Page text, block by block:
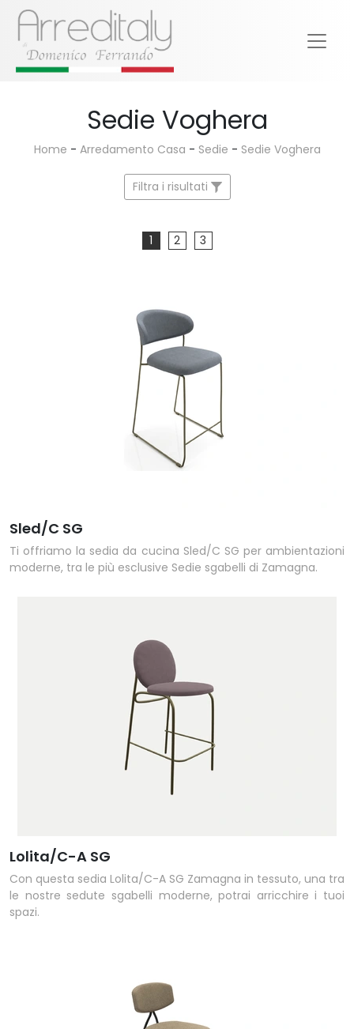
Sedie Voghera
Home - Arredamento Casa - Sedie - Sedie Voghera
Filtra i risultati
1 2 3
Sled/C SG
Ti offriamo la sedia da cucina Sled/C SG per ambientazioni
moderne, tra le più esclusive Sedie sgabelli di Zamagna.
Lolita/C-A SG
Con questa sedia Lolita/C-A SG Zamagna in tessuto, una tra
le nostre sedute sgabelli moderne, potrai arricchire i tuoi
spazi.